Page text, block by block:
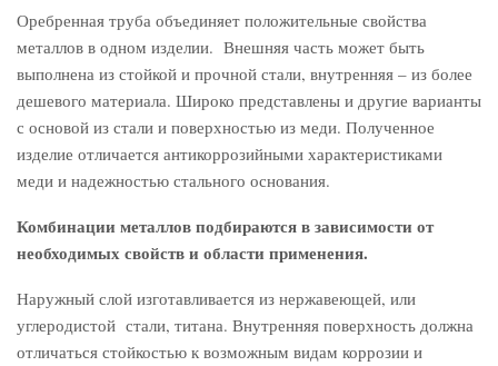
Оребренная труба объединяет положительные свойства
металлов в одном изделии. Внешняя часть может быть
выполнена из стойкой и прочной стали, внутренняя – из более
дешевого материала. Широко представлены и другие варианты
с основой из стали и поверхностью из меди. Полученное
изделие отличается антикоррозийными характеристиками
меди и надежностью стального основания.
Комбинации металлов подбираются в зависимости от
необходимых свойств и области применения.
Наружный слой изготавливается из нержавеющей, или
углеродистой стали, титана. Внутренняя поверхность должна
отличаться стойкостью к возможным видам коррозии и